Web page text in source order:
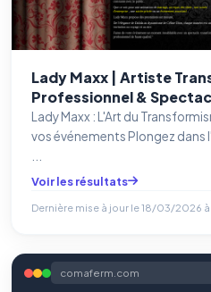
Lady Maxx | Artiste
Professionnel &
Lady Maxx : L'Art du
vos événements Plongez dans
Voir les résultats
Dernière mise à jour le18/03/2026 à
comaferm.com